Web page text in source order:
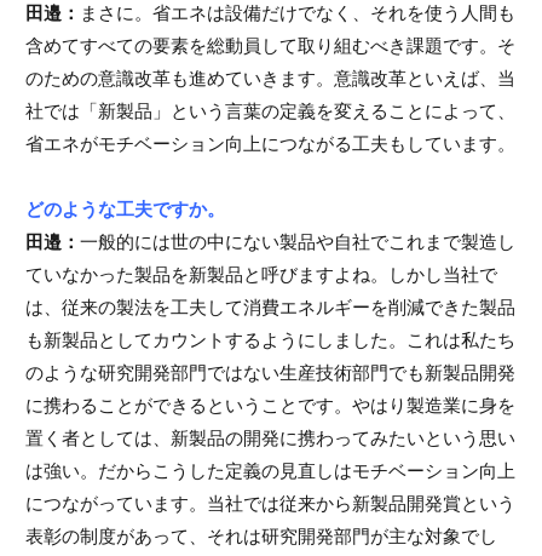
田邉： まさに。省エネは設備だけでなく、それを使う人間も
含めてすべての要素を総動員して取り組むべき課題です。そ
のための意識改革も進めていきます。意識改革といえば、当
社では「新製品」という言葉の定義を変えることによって、
省エネがモチベーション向上につながる工夫もしています。
どのような工夫ですか。
田邉： 一般的には世の中にない製品や自社でこれまで製造し
ていなかった製品を新製品と呼びますよね。しかし当社で
は、従来の製法を工夫して消費エネルギーを削減できた製品
も新製品としてカウントするようにしました。これは私たち
のような研究開発部門ではない生産技術部門でも新製品開発
に携わることができるということです。やはり製造業に身を
置く者としては、新製品の開発に携わってみたいという思い
は強い。だからこうした定義の見直しはモチベーション向上
につながっています。当社では従来から新製品開発賞という
表彰の制度があって、それは研究開発部門が主な対象でし